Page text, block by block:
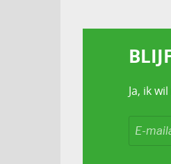
Ja, ik